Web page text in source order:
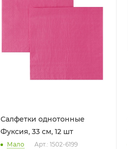
Салфетки однотонные
Фуксия, 33 см, 12 шт
Мало Арт.: 1502-6199